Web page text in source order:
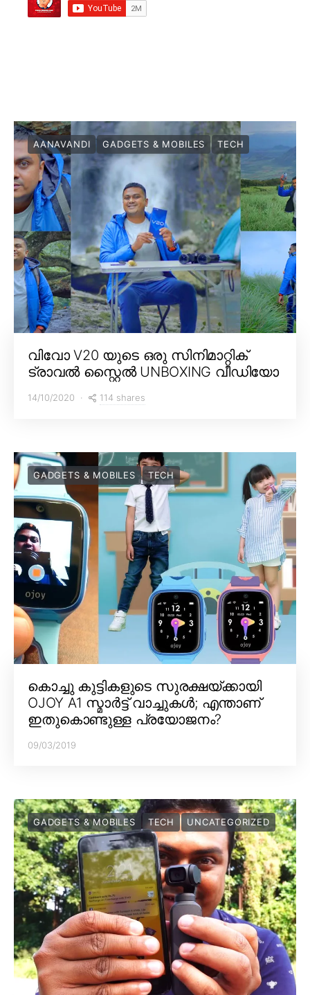
AANAVANDI GADGETS & MOBILES TECH
വിവോ V20 യുടെ ഒരു സിനിമാറ്റിക്
ട്രാവൽ സ്റ്റൈൽ UNBOXING വീഡിയോ
14/10/2020 114 shares
GADGETS & MOBILES TECH
കൊച്ചു കുട്ടികളുടെ സുരക്ഷയ്ക്കായി
OJOY A1 സ്മാർട്ട് വാച്ചുകൾ; എന്താണ്
ഇതുകൊണ്ടുള്ള പ്രയോജനം?
09/03/2019
GADGETS & MOBILES TECH UNCATEGORIZED